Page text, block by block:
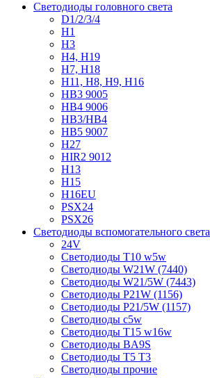
Светодиоды головного света
D1/2/3/4
H1
H3
H4, H19
H7, H18
H11, H8, H9, H16
HB3 9005
HB4 9006
HB3/HB4
HB5 9007
H27
HIR2 9012
H13
H15
H16EU
PSX24
PSX26
Светодиоды вспомогательного света
24V
Светодиоды T10 w5w
Светодиоды W21W (7440)
Светодиоды W21/5W (7443)
Светодиоды P21W (1156)
Светодиоды P21/5W (1157)
Светодиоды c5w
Светодиоды T15 w16w
Светодиоды BA9S
Светодиоды T5 T3
Светодиоды прочие